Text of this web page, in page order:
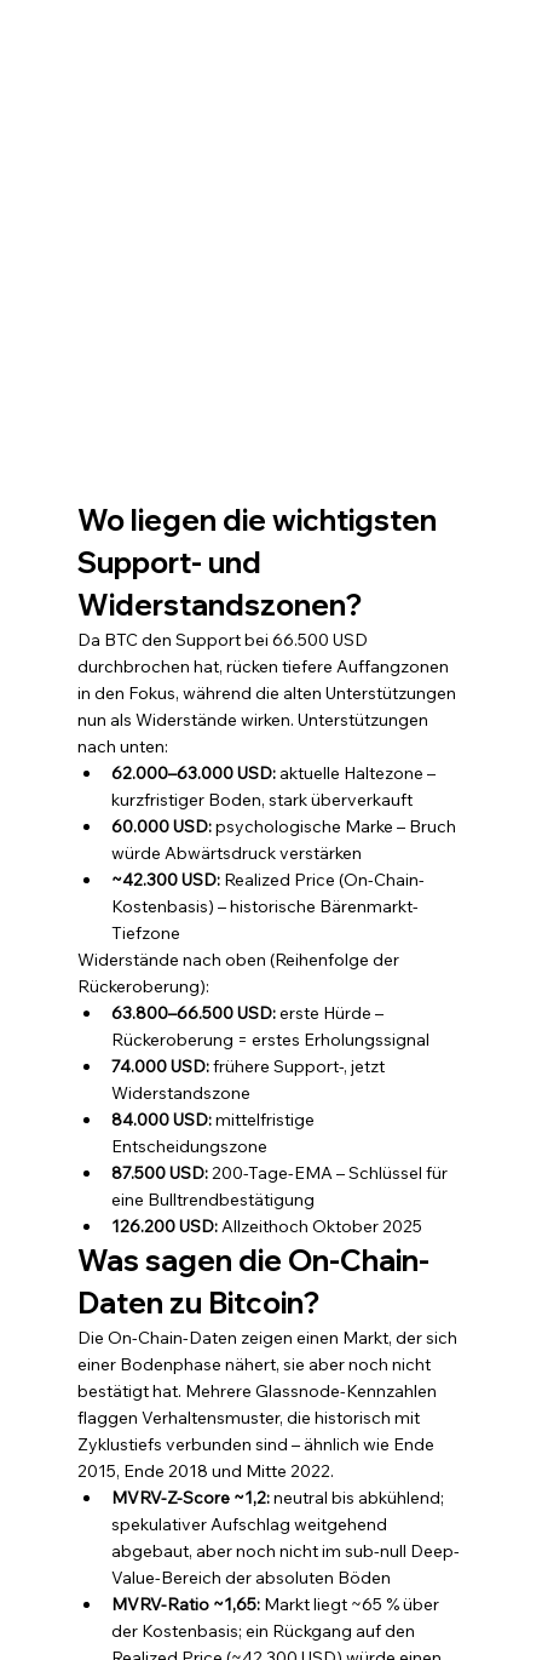
Wo liegen die wichtigsten
Support- und
Widerstandszonen?
Da BTC den Support bei 66.500 USD
durchbrochen hat, rücken tiefere Auffangzonen
in den Fokus, während die alten Unterstützungen
nun als Widerstände wirken. Unterstützungen
nach unten:
62.000–63.000 USD: aktuelle Haltezone –
kurzfristiger Boden, stark überverkauft
60.000 USD: psychologische Marke – Bruch
würde Abwärtsdruck verstärken
~42.300 USD: Realized Price (On-Chain-
Kostenbasis) – historische Bärenmarkt-
Tiefzone
Widerstände nach oben (Reihenfolge der
Rückeroberung):
63.800–66.500 USD: erste Hürde –
Rückeroberung = erstes Erholungssignal
74.000 USD: frühere Support-, jetzt
Widerstandszone
84.000 USD: mittelfristige
Entscheidungszone
87.500 USD: 200-Tage-EMA – Schlüssel für
eine Bulltrendbestätigung
126.200 USD: Allzeithoch Oktober 2025
Was sagen die On-Chain-
Daten zu Bitcoin?
Die On-Chain-Daten zeigen einen Markt, der sich
einer Bodenphase nähert, sie aber noch nicht
bestätigt hat. Mehrere Glassnode-Kennzahlen
flaggen Verhaltensmuster, die historisch mit
Zyklustiefs verbunden sind – ähnlich wie Ende
2015, Ende 2018 und Mitte 2022.
MVRV-Z-Score ~1,2: neutral bis abkühlend;
spekulativer Aufschlag weitgehend
abgebaut, aber noch nicht im sub-null Deep-
Value-Bereich der absoluten Böden
MVRV-Ratio ~1,65: Markt liegt ~65 % über
der Kostenbasis; ein Rückgang auf den